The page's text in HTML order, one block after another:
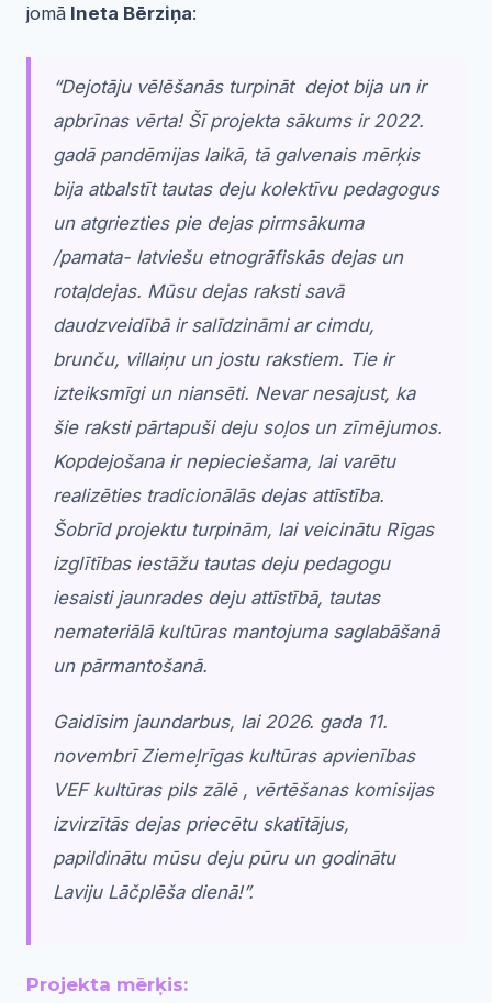
jomā Ineta Bērziņa:
“Dejotāju vēlēšanās turpināt dejot bija un ir
apbrīnas vērta! Šī projekta sākums ir 2022.
gadā pandēmijas laikā, tā galvenais mērķis
bija atbalstīt tautas deju kolektīvu pedagogus
un atgriezties pie dejas pirmsākuma
/pamata- latviešu etnogrāfiskās dejas un
rotaļdejas. Mūsu dejas raksti savā
daudzveidībā ir salīdzināmi ar cimdu,
brunču, villaiņu un jostu rakstiem. Tie ir
izteiksmīgi un niansēti. Nevar nesajust, ka
šie raksti pārtapuši deju soļos un zīmējumos.
Kopdejošana ir nepieciešama, lai varētu
realizēties tradicionālās dejas attīstība.
Šobrīd projektu turpinām, lai veicinātu Rīgas
izglītības iestāžu tautas deju pedagogu
iesaisti jaunrades deju attīstībā, tautas
nemateriālā kultūras mantojuma saglabāšanā
un pārmantošanā.
Gaidīsim jaundarbus, lai 2026. gada 11.
novembrī Ziemeļrīgas kultūras apvienības
VEF kultūras pils zālē , vērtēšanas komisijas
izvirzītās dejas priecētu skatītājus,
papildinātu mūsu deju pūru un godinātu
Laviju Lāčplēša dienā!”.
Projekta mērķis: